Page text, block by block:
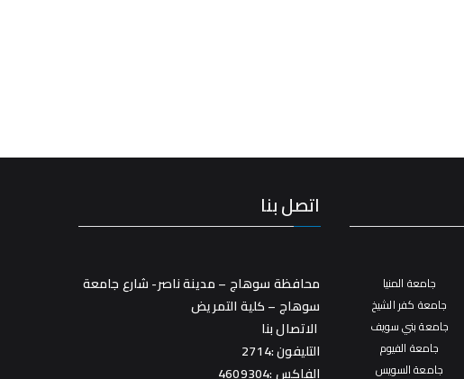
جامعة المنيا
جامعة كفر الشيخ
جامعة بني سويف
جامعة الفيوم
جامعة السويس
اتصل بنا
محافظة سوهاج – مدينة ناصر- شارع جامعة
سوهاج – كلية التمريض
الاتصال بنا
التليفون :2714
الفاكس :4609304